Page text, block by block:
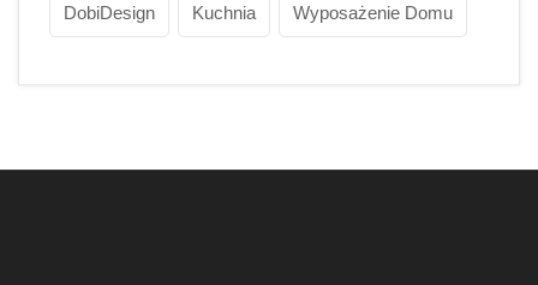
DobiDesign Kuchnia Wyposażenie Domu